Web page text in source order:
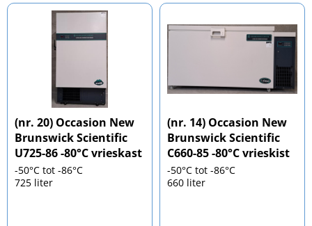
(nr. 20) Occasion New
Brunswick Scientific
U725-86 -80°C vrieskast
-50°C tot -86°C
725 liter
(nr. 14) Occasion New
Brunswick Scientific
C660-85 -80°C vrieskist
-50°C tot -86°C
660 liter